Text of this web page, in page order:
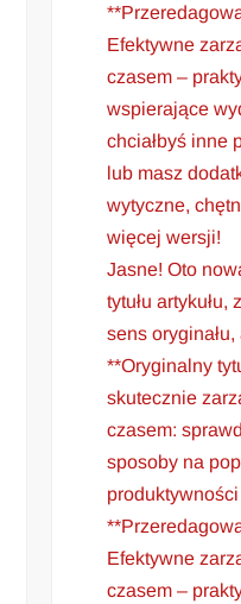
Efektywne
czasem –
wspierające
chciałbyś inne
lub masz
wytyczne,
więcej wersji!
Jasne! Oto
tytułu artykułu,
sens
**Oryginalny
skutecznie
czasem:
sposoby na
produktywności
Efektywne
czasem –